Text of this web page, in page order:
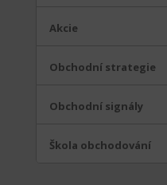
Akcie
Obchodní strategie
Obchodní signály
Škola obchodování